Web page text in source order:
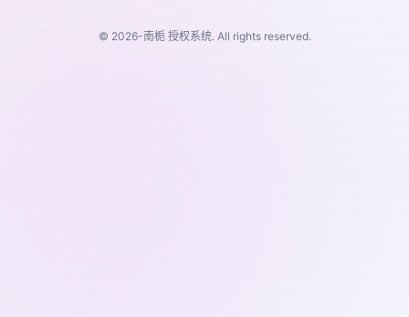
© 2026-南栀 授权系统. All rights reserved.